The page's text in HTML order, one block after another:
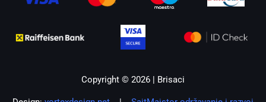
Copyright © 2026 | Brisaci